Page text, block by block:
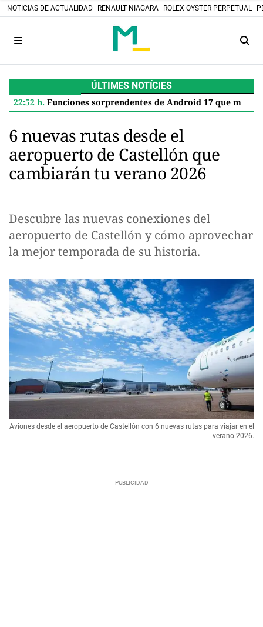
NOTICIAS DE ACTUALIDAD RENAULT NIAGARA ROLEX OYSTER PERPETUAL
ÚLTIMES NOTÍCIES
22:52 h. Funciones sorprendentes de Android 17 que mejoran tu Google Pixel
6 nuevas rutas desde el
aeropuerto de Castellón que
cambiarán tu verano 2026
Descubre las nuevas conexiones del
aeropuerto de Castellón y cómo aprovechar
la mejor temporada de su historia.
Aviones desde el aeropuerto de Castellón con 6 nuevas rutas para viajar en el
verano 2026.